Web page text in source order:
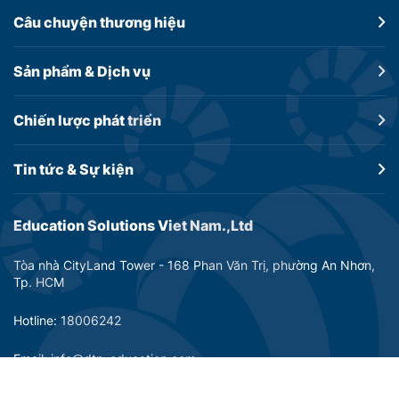
Education Solutions Viet Nam.,Ltd
Tòa nhà CityLand Tower - 168 Phan Văn Trị, phường An Nhơn,
Tp. HCM
Hotline: 18006242
Email: info@dtp-education.com
Câu chuyệnthương hiệu
Sản phẩm &Dịch vụ
Chiến lược phát triển
Tin tức &Sự kiện